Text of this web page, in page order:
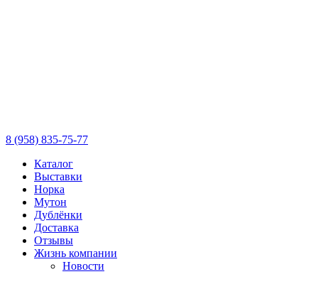
8 (958) 835-75-77
Каталог
Выставки
Норка
Мутон
Дублёнки
Доставка
Отзывы
Жизнь компании
Новости